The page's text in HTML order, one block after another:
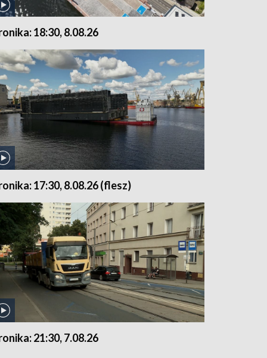
18:30, 8.08.26
17:30, 8.08.26 (flesz)
21:30, 7.08.26